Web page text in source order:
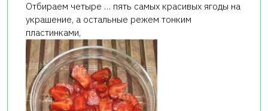
Отбираем четыре … пять самых красивых ягоды на
украшение, а остальные режем тонким
пластинками,